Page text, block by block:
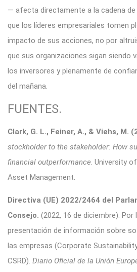
— afecta directamente a la cadena de
que los líderes empresariales tomen
impacto de sus acciones, no por
que sus organizaciones sigan siendo
los inversores y plenamente de
del mañana.
FUENTES.
Clark, G. L., Feiner, A., & Viehs, M.
stockholder to the stakeholder: How
financial outperformance. University
Asset Management.
Directiva (UE) 2022/2464 del
Consejo. (2022, 16 de diciembre).
presentación de información sobre
las empresas (Corporate
CSRD). Diario Oficial de la Unión